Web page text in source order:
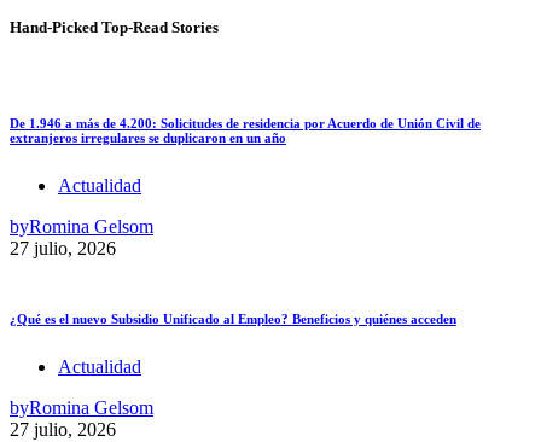
Hand-Picked Top-Read Stories
De 1.946 a más de 4.200: Solicitudes de residencia por Acuerdo de Unión Civil de
extranjeros irregulares se duplicaron en un año
Actualidad
byRomina Gelsom
27 julio, 2026
¿Qué es el nuevo Subsidio Unificado al Empleo? Beneficios y quiénes acceden
Actualidad
byRomina Gelsom
27 julio, 2026